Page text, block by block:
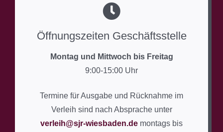
Öffnungszeiten Geschäftsstelle
Montag und Mittwoch bis Freitag
9:00-15:00 Uhr
Termine für Ausgabe und Rücknahme im
Verleih sind nach Absprache unter
verleih@sjr-wiesbaden.de montags bis